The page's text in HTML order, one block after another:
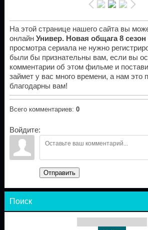
На этой странице нашего сайта вы
онлайн Универ. Новая общага 8 сезон
просмотра сериала не нужно
были бы признательны вам, если вы
комментарии об этом фильме и
займет у вас много времени, а нам это
благодарны вам!
Всего комментариев: 0
Войдите:
Отправить
Поиск